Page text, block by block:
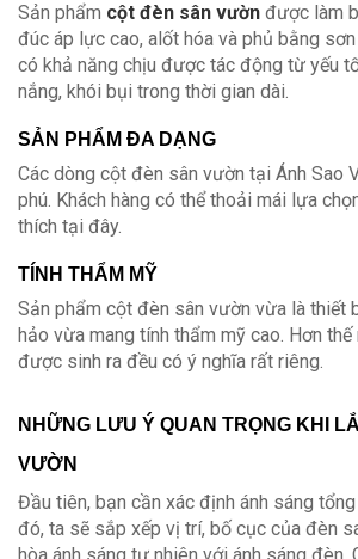
Sản phẩm cột đèn sân vườn được làm
đúc áp lực cao, alốt hóa và phủ bằng
có khả năng chịu được tác động từ yếu
nắng, khói bụi trong thời gian dài.
SẢN PHẨM ĐA DẠNG
Các dòng cột đèn sân vườn tại Ánh Sao
phú. Khách hàng có thể thoải mái lựa
thích tại đây.
TÍNH THẨM MỸ
Sản phẩm cột đèn sân vườn vừa là thiết
hảo vừa mang tính thẩm mỹ cao. Hơn
được sinh ra đều có ý nghĩa rất riêng.
NHỮNG LƯU Ý QUAN TRỌNG KHI
VƯỜN
Đầu tiên, bạn cần xác định ánh sáng
đó, ta sẽ sắp xếp vị trí, bố cục của đèn